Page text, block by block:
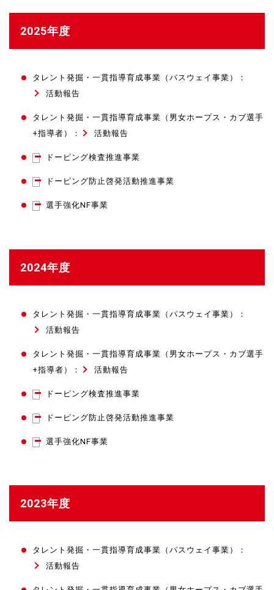
2025年度
タレント発掘・一貫指導育成事業（パスウェイ事業）：
活動報告
タレント発掘・一貫指導育成事業（男女ホープス・カブ選手
+指導者）：
活動報告
ドーピング検査推進事業
ドーピング防止啓発活動推進事業
選手強化NF事業
2024年度
タレント発掘・一貫指導育成事業（パスウェイ事業）：
活動報告
タレント発掘・一貫指導育成事業（男女ホープス・カブ選手
+指導者）：
活動報告
ドーピング検査推進事業
ドーピング防止啓発活動推進事業
選手強化NF事業
2023年度
タレント発掘・一貫指導育成事業（パスウェイ事業）：
活動報告